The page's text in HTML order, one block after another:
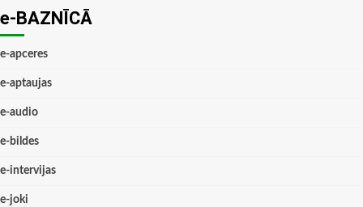
e-BAZNĪCĀ
e-apceres
e-aptaujas
e-audio
e-bildes
e-intervijas
e-joki